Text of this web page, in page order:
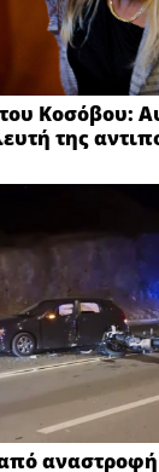
Κοσόβου:
της